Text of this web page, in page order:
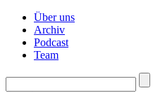
Über uns
Archiv
Podcast
Team